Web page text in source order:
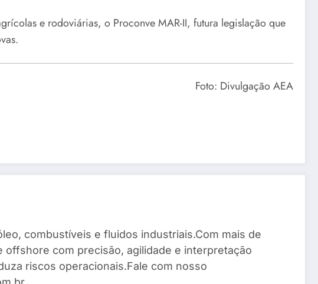
e rodoviárias, o Proconve MAR-II, futura legislação que
Foto: Divulgação AEA
combustíveis e fluidos industriais.Com mais de
com precisão, agilidade e interpretação
riscos operacionais.Fale com nosso